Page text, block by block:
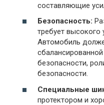
составляющие
Безопасность:
требует высокого
Автомобиль
безопасности,
безопасности.
Специальные
протектором и